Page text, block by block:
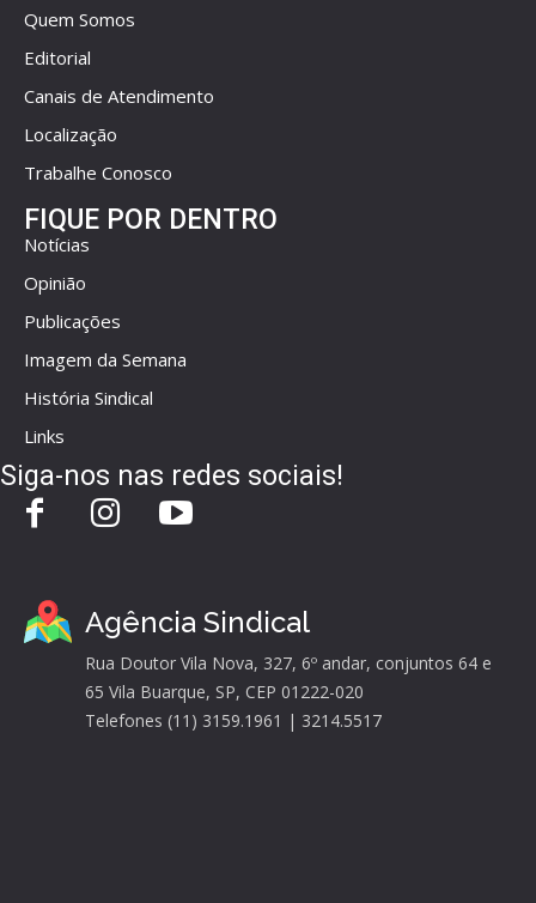
Quem Somos
Editorial
Canais de Atendimento
Localização
Trabalhe Conosco
FIQUE POR DENTRO
Notícias
Opinião
Publicações
Imagem da Semana
História Sindical
Links
Siga-nos nas redes sociais!
Agência Sindical
Rua Doutor Vila Nova, 327, 6º andar, conjuntos 64 e
65 Vila Buarque, SP, CEP 01222-020
Telefones (11) 3159.1961 | 3214.5517